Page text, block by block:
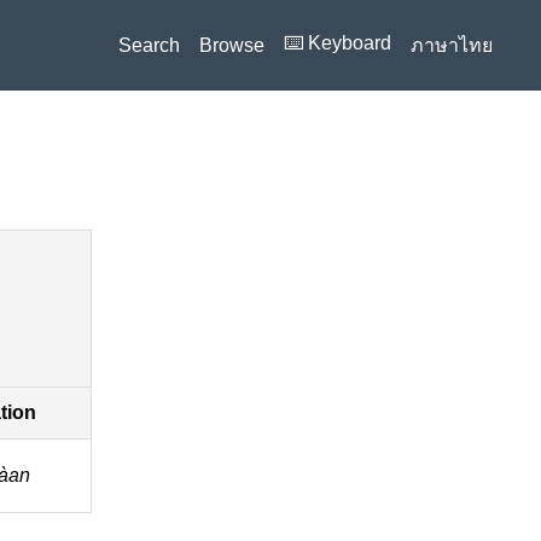
Search Browse ⌨️ Keyboard ภาษาไทย